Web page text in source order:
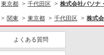
東京都 千代田区 株式会社パソナ
関東 東京都 千代田区 株式
よくある質問